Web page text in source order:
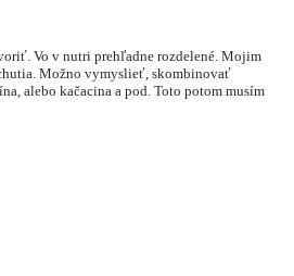
Vo v nutri prehľadne rozdelené. Mojim
Možno vymyslieť, skombinovať
alebo kačacina a pod. Toto potom musím